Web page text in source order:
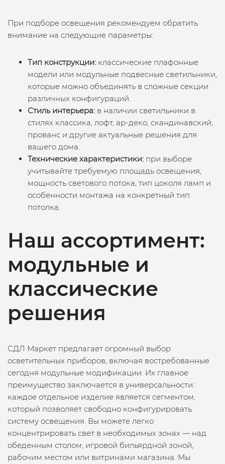
При подборе освещения рекомендуем обратить
внимание на следующие параметры:
Тип конструкции: классические плафонные
модели или модульные подвесные светильники,
которые можно объединять в сложные секции
различных конфигураций.
Стиль интерьера: в наличии светильники в
стилях классика, лофт, ар-деко, скандинавский,
прованс и другие актуальные решения для
вашего дома.
Технические характеристики: при выборе
учитывайте требуемую площадь освещения,
мощность светового потока, тип цоколя ламп и
особенности монтажа на конкретный тип
потолка.
Наш ассортимент:
модульные и
классические
решения
СДЛ Маркет предлагает огромный выбор
осветительных приборов, включая востребованные
сегодня модульные модификации. Их главное
преимущество заключается в универсальности:
каждое отдельное изделие является сегментом,
который позволяет свободно конфигурировать
систему освещения. Вы можете легко
концентрировать свет в необходимых зонах — над
обеденным столом, игровой бильярдной зоной,
рабочим местом или витринами магазина. Мы